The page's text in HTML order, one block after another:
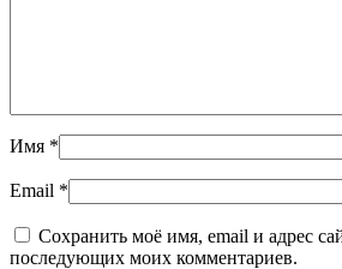
Имя *
Email *
Сохранить моё имя, email и адрес
последующих моих комментариев.